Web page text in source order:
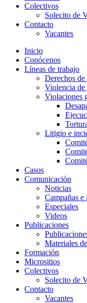
Colectivos
Solecito de
Contacto
Vacantes
Inicio
Conócenos
Líneas de trabajo
Derechos
Violencia de
Violaciones
Litigio e
Casos
Comunicación
Noticias
Campañas
Especiales
Videos
Publicaciones
Materiales
Formación
Micrositios
Colectivos
Solecito de
Contacto
Vacantes